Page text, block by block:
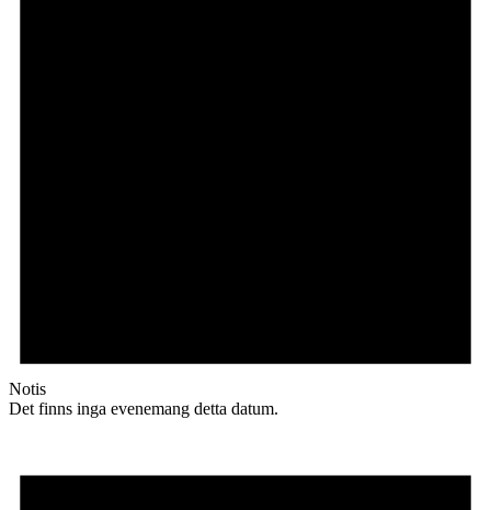
Notis
Det finns inga evenemang detta datum.